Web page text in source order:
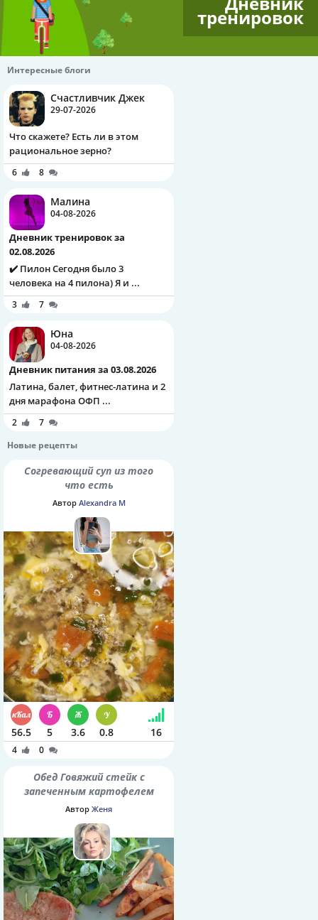
тренировок
Интересные блоги
Счастливчик Джек
29-07-2026
Что скажете? Есть ли в этом
рациональное зерно?
6 8
Малина
04-08-2026
Дневник тренировок за
02.08.2026
✔️ Пилон Сегодня было 3
человека на 4 пилона) Я и ...
3 7
Юна
04-08-2026
Дневник питания за 03.08.2026
Латина, балет, фитнес-латина и 2
дня марафона ОФП ...
2
7
Новые рецепты
Согревающий суп из того
что есть
Автор Alexandra M
56.5 5 3.6 0.8 16
4 0
Обед Говяжий стейк с
запеченным картофелем
Автор Женя